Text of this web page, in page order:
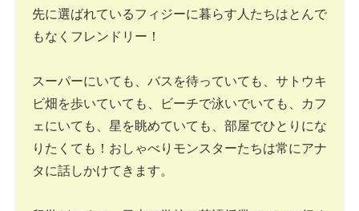
先に選ばれているフィジーに暮らす人たちはとんで
もなくフレンドリー！
スーパーにいても、バスを待っていても、サトウキ
ビ畑を歩いていても、ビーチで泳いでいても、カフ
ェにいても、星を眺めていても、部屋でひとりにな
りたくても！おしゃべりモンスターたちは常にアナ
タに話しかけてきます。